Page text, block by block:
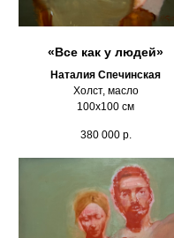
«Все как у людей»
Наталия Спечинская
Холст, масло
100х100 см
380 000 р.